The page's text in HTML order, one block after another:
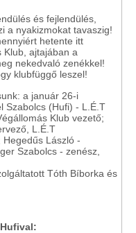
és fejlendülés,
a nyakizmokat tavaszig!
hetente itt
Klub, ajtajában a
nekedvaló zenékkel!
klubfüggő leszel!
a január 26-i
Szabolcs (Hufi) - L.É.T
Klub vezető;
L.É.T
László -
Szabolcs - zenész,
Tóth Bíborka és